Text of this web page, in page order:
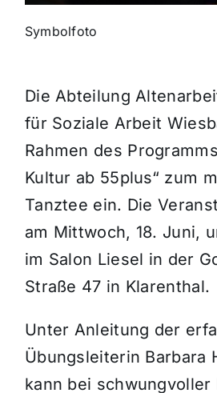
Themen und Termine
Gewinnspiele
Symbolfoto
Die Abteilung
für Soziale Arbeit
Rahmen des
Kultur ab 55plus“ zum
Tanztee ein. Die
am Mittwoch, 18. Juni,
im Salon Liesel in der
Straße 47 in Klarenthal.
Unter Anleitung der
Übungsleiterin Barbara
kann bei schwungvoller